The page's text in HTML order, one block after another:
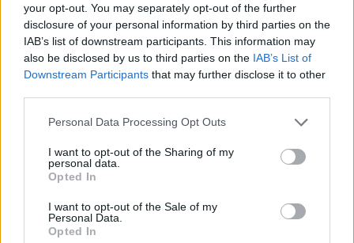
your opt-out. You may separately opt-out of the further
disclosure of your personal information by third parties on the
IAB’s list of downstream participants. This information may
also be disclosed by us to third parties on the IAB’s List of
Downstream Participants that may further disclose it to other
Please note that this website/app uses one or more Google
not limited to your visit or usage behaviour. You may click to
grant or deny consent to Google and its third-party tags to
use your data for below specified purposes in below Google
consent section.
Personal Data Processing Opt Outs
I want to opt-out of the Sharing of my
personal data.
Opted In
I want to opt-out of the Sale of my
Personal Data.
Opted In
AUTORE
Staff